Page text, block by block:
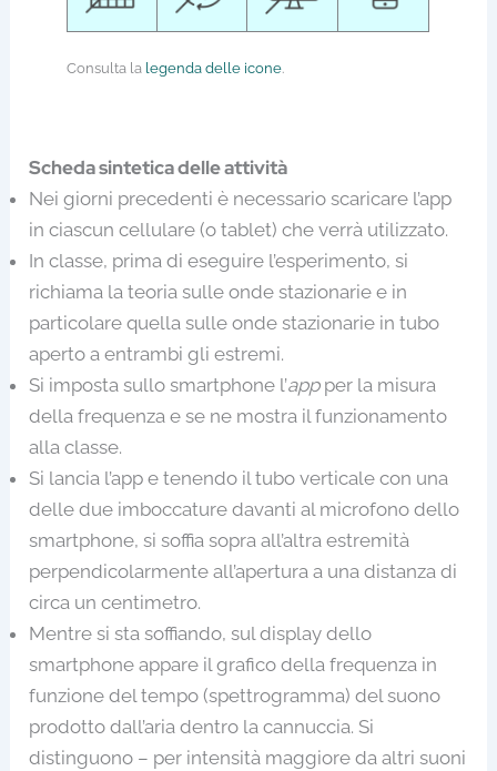
Consulta la legenda delle icone.
Scheda sintetica delle attività
Nei giorni precedenti è necessario scaricare l’app
in ciascun cellulare (o tablet) che verrà utilizzato.
In classe, prima di eseguire l’esperimento, si
richiama la teoria sulle onde stazionarie e in
particolare quella sulle onde stazionarie in tubo
aperto a entrambi gli estremi.
Si imposta sullo smartphone l’appper la misura
della frequenza e se ne mostra il funzionamento
alla classe.
Si lancia l’app e tenendo il tubo verticale con una
delle due imboccature davanti al microfono dello
smartphone, si soffia sopra all’altra estremità
perpendicolarmente all’apertura a una distanza di
circa un centimetro.
Mentre si sta soffiando, sul display dello
smartphone appare il grafico della frequenza in
funzione del tempo (spettrogramma) del suono
prodotto dall’aria dentro la cannuccia. Si
distinguono – per intensità maggiore da altri suoni